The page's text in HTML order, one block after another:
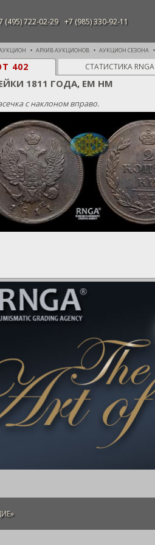
(495) 722-02-29 +7 (985) 330-92-11
АРХИВ АУКЦИОНОВ АУКЦИОН СЕЗОНА
402 СТАТИСТИКА RNGA
1811 ГОДА, ЕМ НМ
с наклоном вправо.